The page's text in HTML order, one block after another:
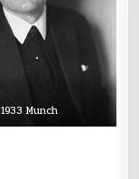
1933 Munch